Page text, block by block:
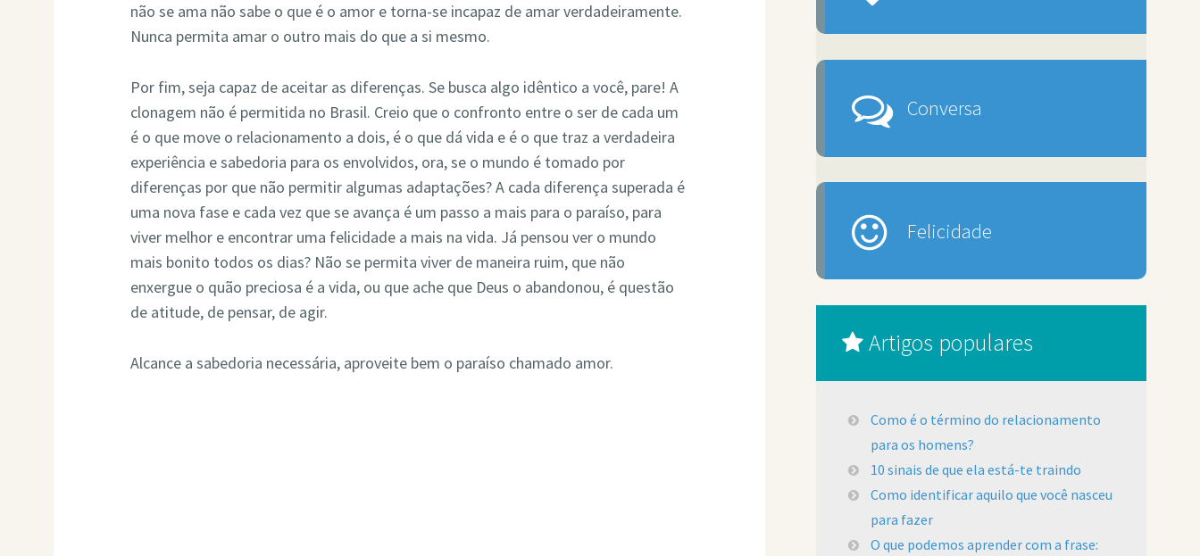
não se ama não sabe o que é o amor e torna-se incapaz de amar verdadeiramente.
Nunca permita amar o outro mais do que a si mesmo.
Por fim, seja capaz de aceitar as diferenças. Se busca algo idêntico a você, pare! A
clonagem não é permitida no Brasil. Creio que o confronto entre o ser de cada um
é o que move o relacionamento a dois, é o que dá vida e é o que traz a verdadeira
experiência e sabedoria para os envolvidos, ora, se o mundo é tomado por
diferenças por que não permitir algumas adaptações? A cada diferença superada é
uma nova fase e cada vez que se avança é um passo a mais para o paraíso, para
viver melhor e encontrar uma felicidade a mais na vida. Já pensou ver o mundo
mais bonito todos os dias? Não se permita viver de maneira ruim, que não
enxergue o quão preciosa é a vida, ou que ache que Deus o abandonou, é questão
de atitude, de pensar, de agir.
Alcance a sabedoria necessária, aproveite bem o paraíso chamado amor.
Conversa
Felicidade
Artigos populares
Como é o término do relacionamento
para os homens?
10 sinais de que ela está-te traindo
Como identificar aquilo que você nasceu
para fazer
O que podemos aprender com a frase: